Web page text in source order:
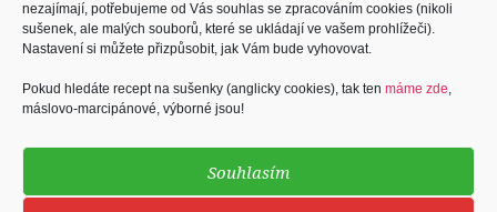
nezajímají, potřebujeme od Vás souhlas se zpracováním cookies (nikoli
sušenek, ale malých souborů, které se ukládají ve vašem prohlížeči).
Nastavení si můžete přizpůsobit, jak Vám bude vyhovovat.
Pokud hledáte recept na sušenky (anglicky cookies), tak ten máme zde,
máslovo-marcipánové, výborné jsou!
Souhlasím
O nás
Kontakt
Cookies (sušenky)